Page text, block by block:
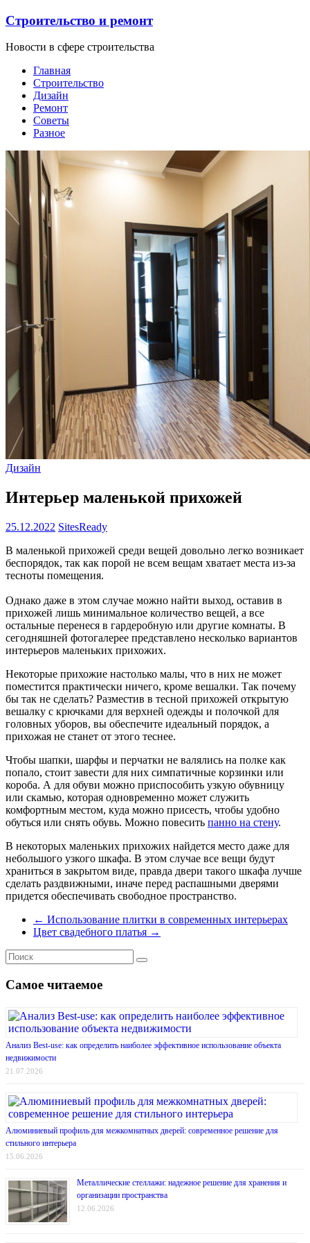
Строительство и ремонт
Новости в сфере строительства
Главная
Строительство
Дизайн
Ремонт
Советы
Разное
Дизайн
Интерьер маленькой прихожей
25.12.2022 SitesReady
В маленькой прихожей среди вещей довольно легко возникает
беспорядок, так как порой не всем вещам хватает места из-за
тесноты помещения.
Однако даже в этом случае можно найти выход, оставив в
прихожей лишь минимальное количество вещей, а все
остальные перенеся в гардеробную или другие комнаты. В
сегодняшней фотогалерее представлено несколько вариантов
интерьеров маленьких прихожих.
Некоторые прихожие настолько малы, что в них не может
поместится практически ничего, кроме вешалки. Так почему
бы так не сделать? Разместив в тесной прихожей открытую
вешалку с крючками для верхней одежды и полочкой для
головных уборов, вы обеспечите идеальный порядок, а
прихожая не станет от этого теснее.
Чтобы шапки, шарфы и перчатки не валялись на полке как
попало, стоит завести для них симпатичные корзинки или
короба. А для обуви можно приспособить узкую обувницу
или скамью, которая одновременно может служить
комфортным местом, куда можно присесть, чтобы удобно
обуться или снять обувь. Можно повесить панно на стену.
В некоторых маленьких прихожих найдется место даже для
небольшого узкого шкафа. В этом случае все вещи будут
храниться в закрытом виде, правда двери такого шкафа лучше
сделать раздвижными, иначе перед распашными дверями
придется обеспечивать свободное пространство.
← Использование плитки в современных интерьерах
Цвет свадебного платья →
Самое читаемое
Анализ Best-use: как определить наиболее эффективное использование объекта
недвижимости
21.07.2026
Алюминиевый профиль для межкомнатных дверей: современное решение для
стильного интерьера
15.06.2026
Металлические стеллажи: надежное решение для хранения и
организации пространства
12.06.2026